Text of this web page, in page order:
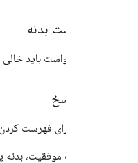
درخواست بدنه
بدنه درخواست باید
بدنه پاسخ
پاسخی برای فهرست
در صورت موفقیت، بدنه